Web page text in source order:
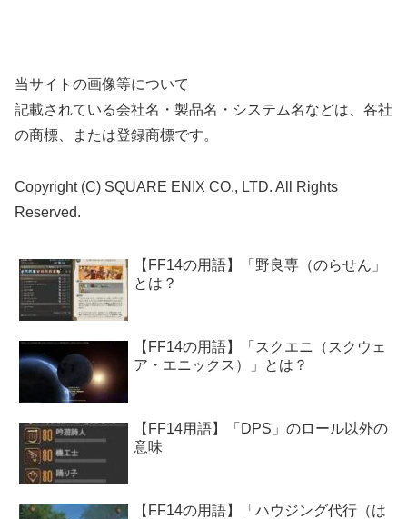
当サイトの画像等について
記載されている会社名・製品名・システム名などは、各社
の商標、または登録商標です。
Copyright (C) SQUARE ENIX CO., LTD. All Rights
Reserved.
【FF14の用語】「野良専（のらせん」
とは？
【FF14の用語】「スクエニ（スクウェ
ア・エニックス）」とは？
【FF14用語】「DPS」のロール以外の
意味
【FF14の用語】「ハウジング代行（は